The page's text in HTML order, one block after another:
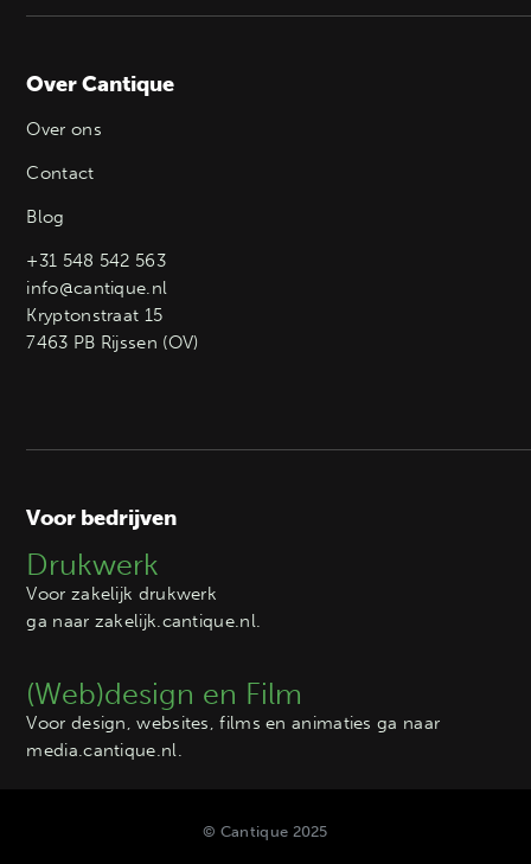
Over Cantique
Over ons
Contact
Blog
+31 548 542 563
info@cantique.nl
Kryptonstraat 15
7463 PB Rijssen (OV)
Voor bedrijven
Drukwerk
Voor zakelijk drukwerk
ga naar zakelijk.cantique.nl.
(Web)design en Film
Voor design, websites, films en animaties ga naar
media.cantique.nl.
© Cantique 2025